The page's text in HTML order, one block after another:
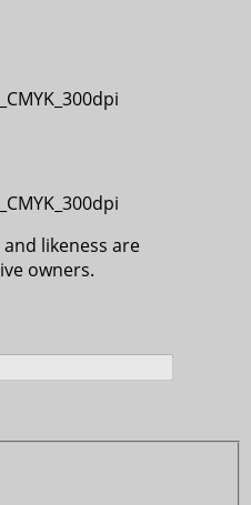
likeness are
owners.